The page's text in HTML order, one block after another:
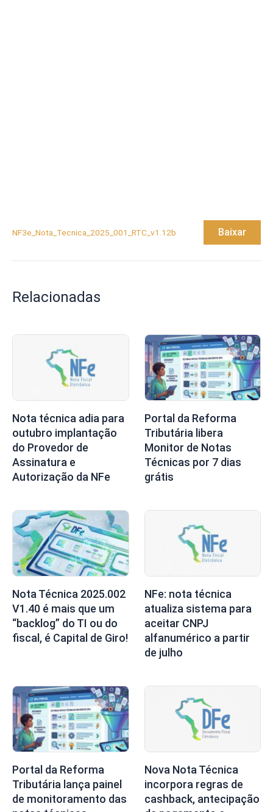
NF3e_Nota_Tecnica_2025_001_RTC_v1.12b Baixar
Relacionadas
Nota técnica adia para
outubro implantação
do Provedor de
Assinatura e
Autorização da NFe
Portal da Reforma
Tributária libera
Monitor de Notas
Técnicas por 7 dias
grátis
Nota Técnica 2025.002
V1.40 é mais que um
“backlog” do TI ou do
fiscal, é Capital de Giro!
NFe: nota técnica
atualiza sistema para
aceitar CNPJ
alfanumérico a partir
de julho
Portal da Reforma
Tributária lança painel
de monitoramento das
Nova Nota Técnica
incorpora regras de
cashback, antecipação